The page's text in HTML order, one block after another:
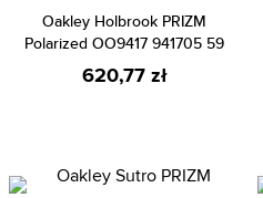
Oakley Holbrook PRIZM
Polarized OO9417 941705 59
620,77 zł